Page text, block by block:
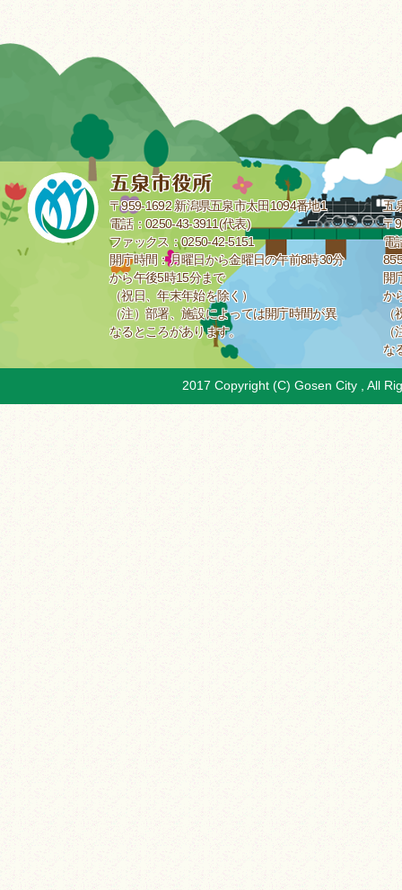
〒959-1692 新潟県五泉市太田1094番地1
電話：0250-43-3911(代表)
ファックス：0250-42-5151
開庁時間：月曜日から金曜日の午前8時30分
から午後5時15分まで
（祝日、年末年始を除く）
（注）部署、施設によっては開庁時間が異
なるところがあります。
五
〒
電
開
か
な
2017 Copyright (C) Gosen City , All